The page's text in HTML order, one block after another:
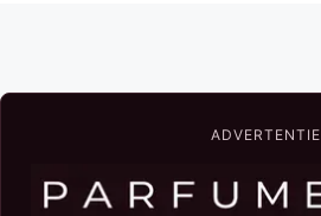
ADVERTENTIE